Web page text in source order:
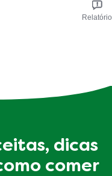
Relatório
dicas
comer